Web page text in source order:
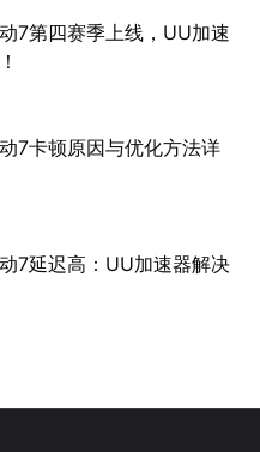
7第四赛季上线，UU加速
7卡顿原因与优化方法详
7延迟高：UU加速器解决